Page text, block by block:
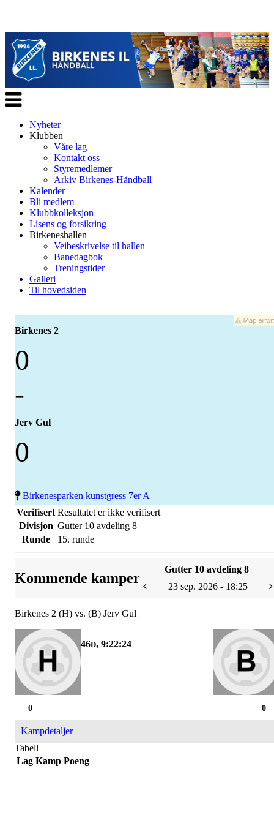
Veksle
navigasjon
Nyheter
Klubben
Våre lag
Kontakt oss
Styremedlemer
Arkiv Birkenes-Håndball
Kalender
Bli medlem
Klubbkolleksjon
Lisens og forsikring
Birkeneshallen
Veibeskrivelse til hallen
Banedagbok
Treningstider
Galleri
Til hovedsiden
Birkenes 2
0
-
Jerv Gul
0
Birkenesparken kunstgress 7er A
Verifisert Resultatet er ikke verifisert
Divisjon Gutter 10 avdeling 8
Runde
15. runde
Kommende kamper
Gutter 10 avdeling 8
23 sep. 2026 - 18:25
Birkenes 2 (H) vs. (B) Jerv Gul
46D, 9:22:24
0
0
Kampdetaljer
Tabell
Lag Kamp Poeng